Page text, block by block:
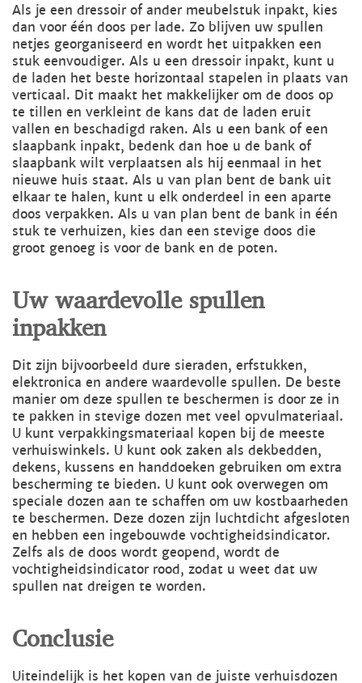
Als je een dressoir of ander meubelstuk inpakt, kies
dan voor één doos per lade. Zo blijven uw spullen
netjes georganiseerd en wordt het uitpakken een
stuk eenvoudiger. Als u een dressoir inpakt, kunt u
de laden het beste horizontaal stapelen in plaats van
verticaal. Dit maakt het makkelijker om de doos op
te tillen en verkleint de kans dat de laden eruit
vallen en beschadigd raken. Als u een bank of een
slaapbank inpakt, bedenk dan hoe u de bank of
slaapbank wilt verplaatsen als hij eenmaal in het
nieuwe huis staat. Als u van plan bent de bank uit
elkaar te halen, kunt u elk onderdeel in een aparte
doos verpakken. Als u van plan bent de bank in één
stuk te verhuizen, kies dan een stevige doos die
groot genoeg is voor de bank en de poten.
Uw waardevolle spullen
inpakken
Dit zijn bijvoorbeeld dure sieraden, erfstukken,
elektronica en andere waardevolle spullen. De beste
manier om deze spullen te beschermen is door ze in
te pakken in stevige dozen met veel opvulmateriaal.
U kunt verpakkingsmateriaal kopen bij de meeste
verhuiswinkels. U kunt ook zaken als dekbedden,
dekens, kussens en handdoeken gebruiken om extra
bescherming te bieden. U kunt ook overwegen om
speciale dozen aan te schaffen om uw kostbaarheden
te beschermen. Deze dozen zijn luchtdicht afgesloten
en hebben een ingebouwde vochtigheidsindicator.
Zelfs als de doos wordt geopend, wordt de
vochtigheidsindicator rood, zodat u weet dat uw
spullen nat dreigen te worden.
Conclusie
Uiteindelijk is het kopen van de juiste verhuisdozen